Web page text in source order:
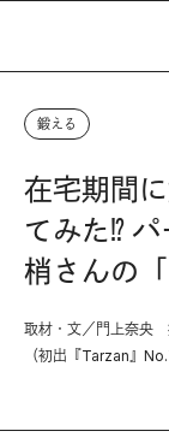
鍛える
在宅期間
てみた⁉︎
梢さんの
取材・文／門上奈央
（初出『Tarzan』